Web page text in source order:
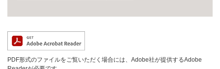
PDF形式のファイルをご覧いただく場合には、Adobe社が提供するAdobe